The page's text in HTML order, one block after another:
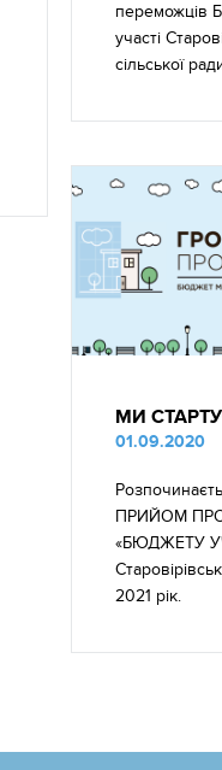
переможців
участі
сільської
МИ
01.09.2020
ПРИЙОМ
«БЮДЖЕТУ
2021 рік.